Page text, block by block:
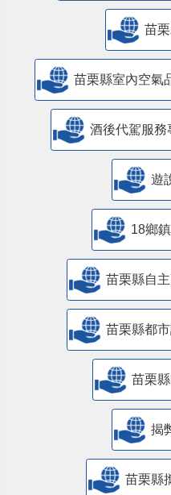
苗
苗栗縣室內空氣
酒後代駕服務
遊
18鄉
苗栗縣自
苗栗縣都
苗栗
揭
苗栗縣